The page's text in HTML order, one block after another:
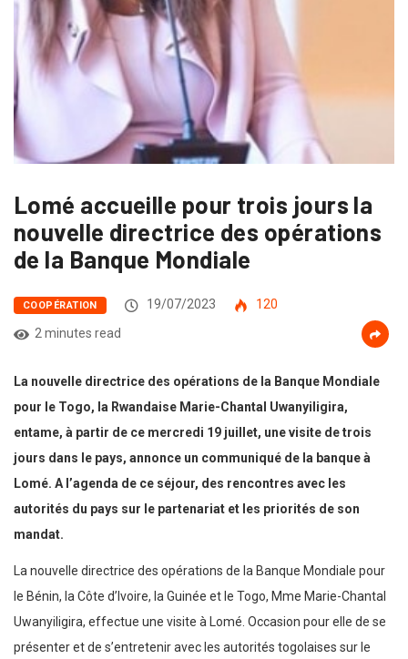
Lomé accueille pour trois jours la
nouvelle directrice des opérations
de la Banque Mondiale
COOPÉRATION 19/07/2023
120
2 minutes read
La nouvelle directrice des opérations de la Banque Mondiale
pour le Togo, la Rwandaise Marie-Chantal Uwanyiligira,
entame, à partir de ce mercredi 19 juillet, une visite de trois
jours dans le pays, annonce un communiqué de la banque à
Lomé. A l’agenda de ce séjour, des rencontres avec les
autorités du pays sur le partenariat et les priorités de son
mandat.
La nouvelle directrice des opérations de la Banque Mondiale pour
le Bénin, la Côte d’Ivoire, la Guinée et le Togo, Mme Marie-Chantal
Uwanyiligira, effectue une visite à Lomé. Occasion pour elle de se
présenter et de s’entretenir avec les autorités togolaises sur le